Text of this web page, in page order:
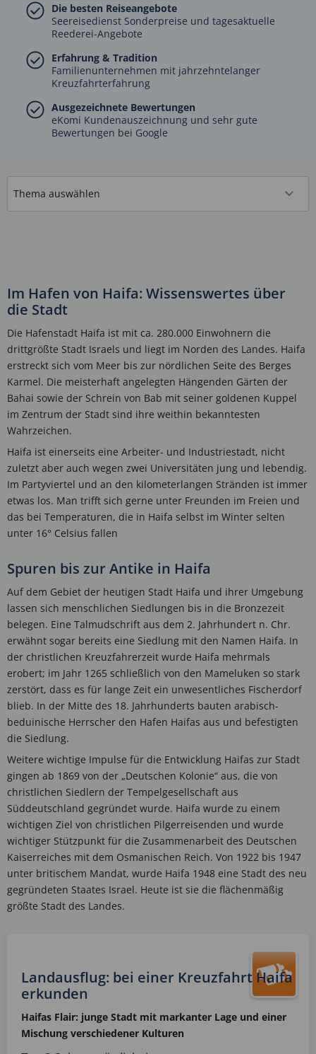
Die besten Reiseangebote
Seereisedienst Sonderpreise und tagesaktuelle
Reederei-Angebote
Erfahrung & Tradition
Familienunternehmen mit jahrzehntelanger
Kreuzfahrterfahrung
Ausgezeichnete Bewertungen
eKomi Kundenauszeichnung und sehr gute
Bewertungen bei Google
Im Hafen von Haifa: Wissenswertes über
die Stadt
Die Hafenstadt Haifa ist mit ca. 280.000 Einwohnern die
drittgrößte Stadt Israels und liegt im Norden des Landes. Haifa
erstreckt sich vom Meer bis zur nördlichen Seite des Berges
Karmel. Die meisterhaft angelegten Hängenden Gärten der
Bahai sowie der Schrein von Bab mit seiner goldenen Kuppel
im Zentrum der Stadt sind ihre weithin bekanntesten
Wahrzeichen.
Haifa ist einerseits eine Arbeiter- und Industriestadt, nicht
zuletzt aber auch wegen zwei Universitäten jung und lebendig.
Im Partyviertel und an den kilometerlangen Stränden ist immer
etwas los. Man trifft sich gerne unter Freunden im Freien und
das bei Temperaturen, die in Haifa selbst im Winter selten
unter 16° Celsius fallen
Spuren bis zur Antike in Haifa
Auf dem Gebiet der heutigen Stadt Haifa und ihrer Umgebung
lassen sich menschlichen Siedlungen bis in die Bronzezeit
belegen. Eine Talmudschrift aus dem 2. Jahrhundert n. Chr.
erwähnt sogar bereits eine Siedlung mit den Namen Haifa. In
der christlichen Kreuzfahrerzeit wurde Haifa mehrmals
erobert; im Jahr 1265 schließlich von den Mameluken so stark
zerstört, dass es für lange Zeit ein unwesentliches Fischerdorf
blieb. In der Mitte des 18. Jahrhunderts bauten arabisch-
beduinische Herrscher den Hafen Haifas aus und befestigten
die Siedlung.
Weitere wichtige Impulse für die Entwicklung Haifas zur Stadt
gingen ab 1869 von der „Deutschen Kolonie“ aus, die von
christlichen Siedlern der Tempelgesellschaft aus
Süddeutschland gegründet wurde. Haifa wurde zu einem
wichtigen Ziel von christlichen Pilgerreisenden und wurde
wichtiger Stützpunkt für die Zusammenarbeit des Deutschen
Kaiserreiches mit dem Osmanischen Reich. Von 1922 bis 1947
unter britischem Mandat, wurde Haifa 1948 eine Stadt des neu
gegründeten Staates Israel. Heute ist sie die flächenmäßig
größte Stadt des Landes.
Landausflug: bei einer Kreuzfahrt Haifa
erkunden
Haifas Flair: junge Stadt mit markanter Lage und einer
Mischung verschiedener Kulturen